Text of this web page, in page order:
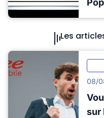
Pop
Les
08/
sur